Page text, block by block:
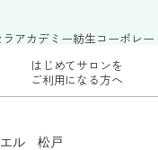
ラアカデミー紡生コーポレー
はじめてサロンを
ご利用になる方へ
ル 松戸